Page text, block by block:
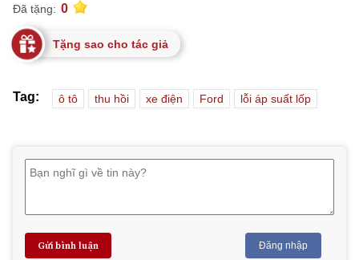
Đã tặng: 0
Tặng sao cho tác giả
Tag: ô tô thu hồi xe điện Ford lỗi áp suất lốp
Gửi bình luận Đăng nhập